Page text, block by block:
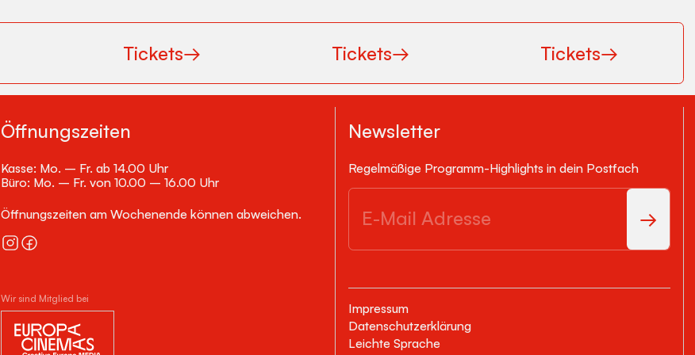
Tickets→ Tickets→ Tickets→
Öffnungszeiten
Kasse: Mo. – Fr. ab 14.00 Uhr
Büro: Mo. – Fr. von 10.00 – 16.00 Uhr
Öffnungszeiten am Wochenende können abweichen.
Wir sind Mitglied bei
Newsletter
Regelmäßige Programm-Highlights in dein Postfach
Impressum
Datenschutzerklärung
Leichte Sprache